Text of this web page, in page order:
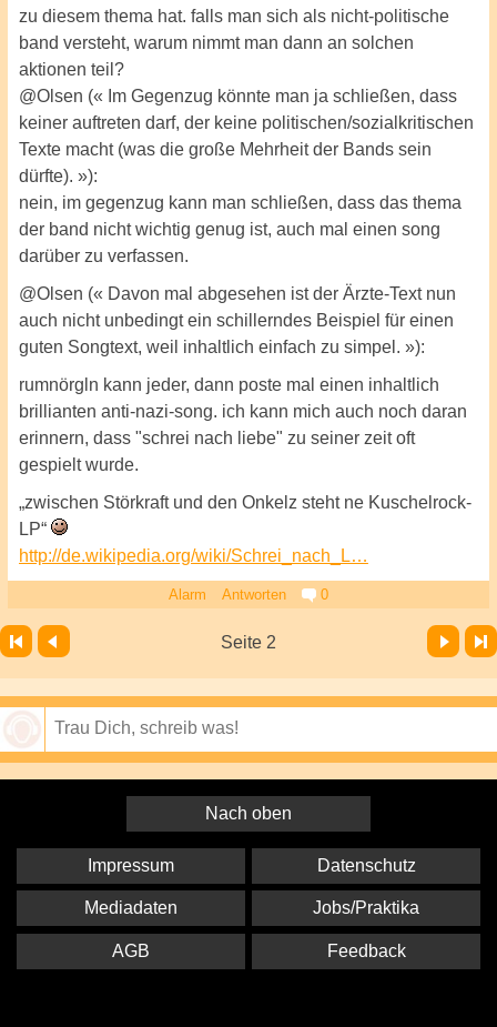
zu diesem thema hat. falls man sich als nicht-politische
band versteht, warum nimmt man dann an solchen
aktionen teil?
@Olsen (« Im Gegenzug könnte man ja schließen, dass
keiner auftreten darf, der keine politischen/sozialkritischen
Texte macht (was die große Mehrheit der Bands sein
dürfte). »):
nein, im gegenzug kann man schließen, dass das thema
der band nicht wichtig genug ist, auch mal einen song
darüber zu verfassen.
@Olsen (« Davon mal abgesehen ist der Ärzte-Text nun
auch nicht unbedingt ein schillerndes Beispiel für einen
guten Songtext, weil inhaltlich einfach zu simpel. »):
rumnörgln kann jeder, dann poste mal einen inhaltlich
brillianten anti-nazi-song. ich kann mich auch noch daran
erinnern, dass "schrei nach liebe" zu seiner zeit oft
gespielt wurde.
„zwischen Störkraft und den Onkelz steht ne Kuschelrock-
LP“
http://de.wikipedia.org/wiki/Schrei_nach_L…
Alarm Antworten 0
Seite 2
Vor Letzte Seite
Nach oben
Impressum Datenschutz
Mediadaten Jobs/Praktika
AGB Feedback